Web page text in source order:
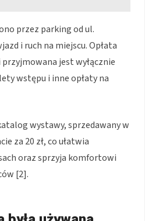
przez parking od ul.
i ruch na miejscu. Opłata
jest wyłącznie
wstępu i inne opłaty na
wystawy, sprzedawany w
za 20 zł, co ułatwia
oraz sprzyja komfortowi
[2].